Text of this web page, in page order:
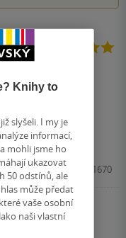
opět celý příběh
hrdiny a vse je
slavného
2012, 9788026201670
Knihy to
slyšeli. I my je
informací,
mohli jsme ho
ukazovat
50 odstínů, ale
může předat
vaše osobní
naši vlastní